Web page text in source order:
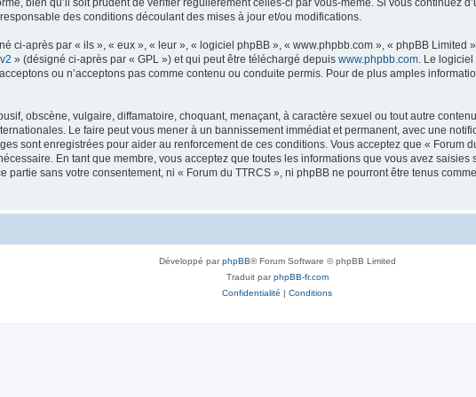
des conditions découlant des mises à jour et/ou modifications.
ci-après par « ils », « eux », « leur », « logiciel phpBB », « www.phpbb.com », « phpBB
» (désigné ci-après par « GPL ») et qui peut être téléchargé depuis www.phpbb.com . Le
ou n’acceptons pas comme contenu ou conduite permis. Pour de plus amples
obscène, vulgaire, diffamatoire, choquant, menaçant, à caractère sexuel ou tout autre
Le faire peut vous mener à un bannissement immédiat et permanent, avec une
sont enregistrées pour aider au renforcement de ces conditions. Vous acceptez que « Forum
En tant que membre, vous acceptez que toutes les informations que vous avez
partie sans votre consentement, ni « Forum du TTRCS », ni phpBB ne pourront être tenus
Développé parphpBB® Forum Software © phpBB Limited
Traduit parphpBB-fr.com
Confidentialité | Conditions